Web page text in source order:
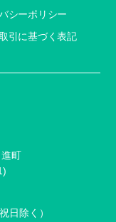
町
日除く）
シーポリシー
引に基づく表記